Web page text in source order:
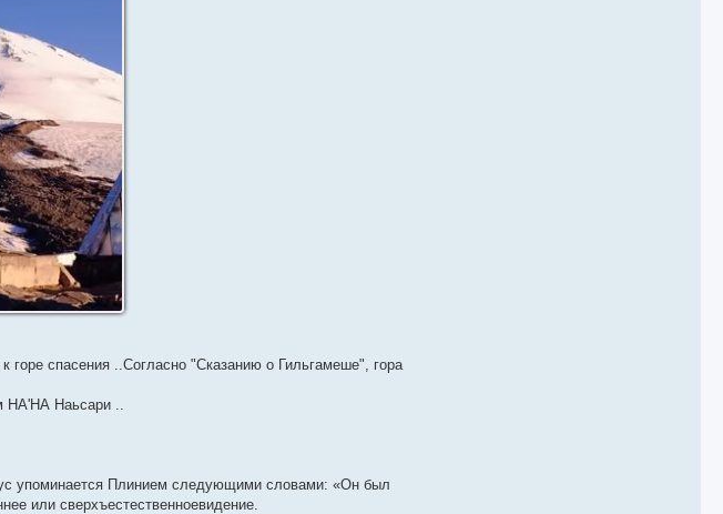
спасения ..Согласно "Сказанию о Гильгамеше", гора
НА'НА Наьсари ..
упоминается Плинием следующими словами: «Он был
или сверхъестественноевидение.